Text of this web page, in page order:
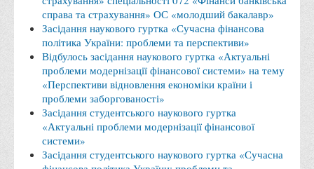
Економіки, менеджменту та права
Кафедри
Маркетингу та реклами
Товарознавства, експертизи та торговельного
підприємництва
Туризму та готельно-ресторанної справи
Фізичного виховання та спорту
Менеджменту та публічного управління
справа та страхування» ОС «молодший бакалавр»
Засідання наукового гуртка «Сучасна фінансова
політика України: проблеми та перспективи»
Відбулось засідання наукового гуртка «Актуальні
проблеми модернізації фінансової системи» на тему
«Перспективи відновлення економіки країни і
проблеми заборгованості»
Засідання студентського наукового гуртка
«Актуальні проблеми модернізації фінансової
системи»
Засідання студентського наукового гуртка «Сучасна